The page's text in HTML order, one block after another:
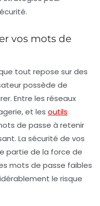
vos mots de
tout repose sur des
possède de
Entre les réseaux
et les outils
de passe à retenir
La sécurité de vos
partie de la force de
mots de passe faibles
le risque